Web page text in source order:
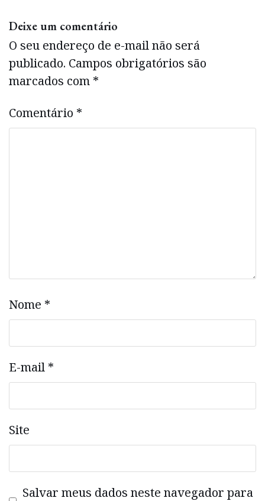
Deixe um comentário
O seu endereço de e-mail não será
publicado. Campos obrigatórios são
marcados com *
Comentário *
Nome *
E-mail *
Site
Salvar meus dados neste navegador para